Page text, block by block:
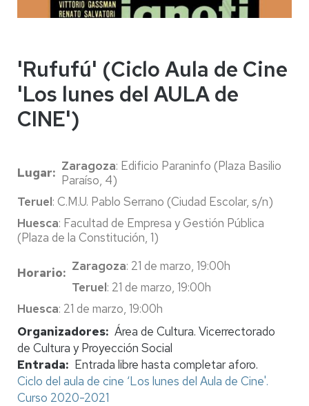
'Rufufú' (Ciclo Aula de Cine
'Los lunes del AULA de
CINE')
Lugar Zaragoza: Edificio Paraninfo (Plaza Basilio
Paraíso, 4)
Teruel: C.M.U. Pablo Serrano (Ciudad Escolar, s/n)
Huesca: Facultad de Empresa y Gestión Pública
(Plaza de la Constitución, 1)
Horario Zaragoza: 21 de marzo, 19:00h
Teruel: 21 de marzo, 19:00h
Huesca: 21 de marzo, 19:00h
Organizadores Área de Cultura. Vicerrectorado
de Cultura y Proyección Social
Entrada
Entrada libre hasta completar aforo.
Ciclo del aula de cine ‘Los lunes del Aula de Cine'.
Curso 2020-2021